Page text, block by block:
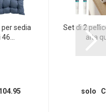
sedia
Set di 2
alta
solo